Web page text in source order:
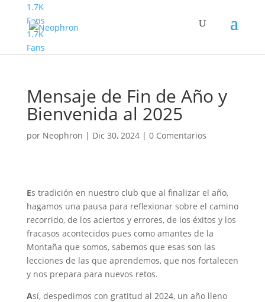
1.7K
Fans
1.7K
Fans
Mensaje de Fin de Año y
Bienvenida al 2025
por Neophron | Dic 30, 2024| 0 Comentarios
Es tradición en nuestro club que al finalizar el año,
hagamos una pausa para reflexionar sobre el camino
recorrido, de los aciertos y errores, de los éxitos y los
fracasos acontecidos pues como amantes de la
Montaña que somos, sabemos que esas son las
lecciones de las que aprendemos, que nos fortalecen
y nos prepara para nuevos retos.
Así, despedimos con gratitud al 2024, un año lleno